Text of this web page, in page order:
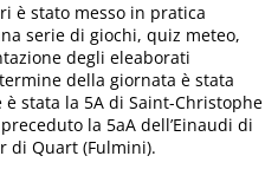
è stato messo in pratica
serie di giochi, quiz meteo,
degli eleaborati
della giornata è stata
stata la 5A di Saint-Christophe
la 5aA dell’Einaudi di
di Quart (Fulmini).